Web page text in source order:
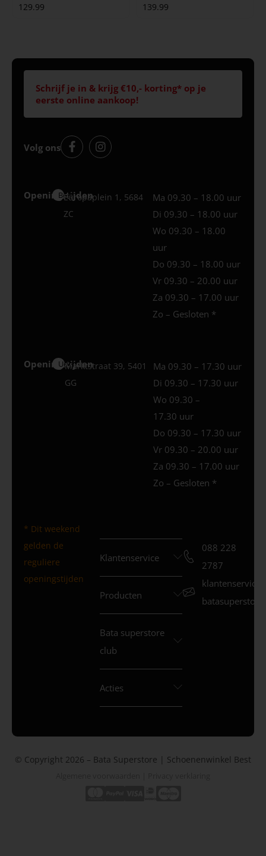
129.99 139.99
Schrijf je in & krijg €10,- korting* op je
eerste online aankoop!
Volg ons
Openingstijden
Best
Europaplein 1, 5684
ZC
Ma 09.30 – 18.00 uur
Di 09.30 – 18.00 uur
Wo 09.30 – 18.00
uur
Do 09.30 – 18.00 uur
Vr 09.30 – 20.00 uur
Za 09.30 – 17.00 uur
Zo – Gesloten *
Openingstijden
Uden
Marktstraat 39, 5401
GG
Ma 09.30 – 17.30 uur
Di 09.30 – 17.30 uur
Wo 09.30 –
17.30 uur
Do 09.30 – 17.30 uur
Vr 09.30 – 20.00 uur
Za 09.30 – 17.00 uur
Zo – Gesloten *
* Dit weekend
gelden de
reguliere
openingstijden
Klantenservice
Producten
Bata superstore
club
Acties
088 228
2787
© Copyright 2026 – Bata Superstore | Schoenenwinkel Best